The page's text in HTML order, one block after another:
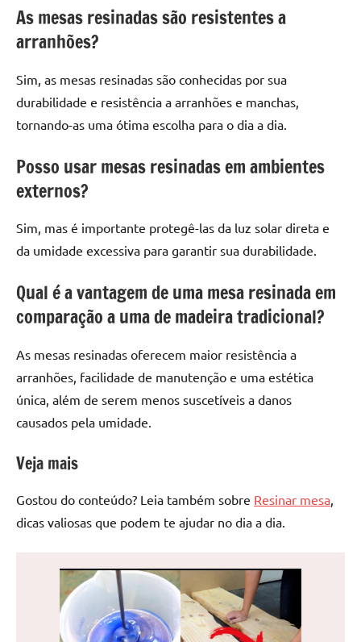
As mesas resinadas são resistentes a
arranhões?
Sim, as mesas resinadas são conhecidas por sua
durabilidade e resistência a arranhões e manchas,
tornando-as uma ótima escolha para o dia a dia.
Posso usar mesas resinadas em ambientes
externos?
Sim, mas é importante protegê-las da luz solar direta e
da umidade excessiva para garantir sua durabilidade.
Qual é a vantagem de uma mesa resinada em
comparação a uma de madeira tradicional?
As mesas resinadas oferecem maior resistência a
arranhões, facilidade de manutenção e uma estética
única, além de serem menos suscetíveis a danos
causados pela umidade.
Veja mais
Gostou do conteúdo? Leia também sobre Resinar mesa
dicas valiosas que podem te ajudar no dia a dia.